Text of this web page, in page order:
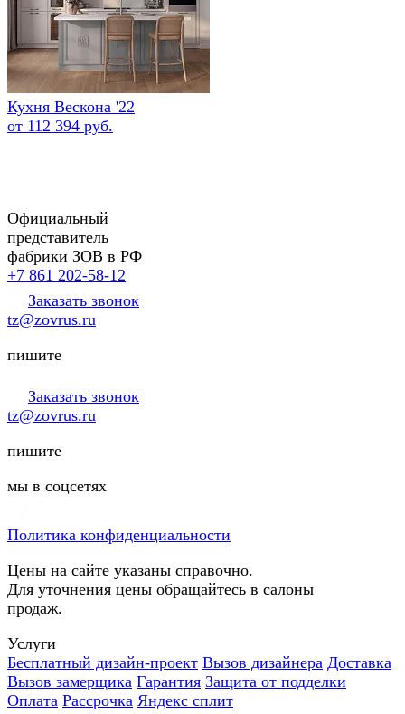
Кухня Вескона '22
от 112 394 руб.
Официальный
представитель
фабрики ЗОВ в РФ
+7 861 202-58-12
Заказать звонок
tz@zovrus.ru
пишите
Заказать звонок
tz@zovrus.ru
пишите
мы в соцсетях
Политика конфиденциальности
Цены на сайте указаны справочно.
Для уточнения цены обращайтесь в салоны
продаж.
Услуги
Бесплатный дизайн-проект Вызов дизайнера Доставка
Вызов замерщика Гарантия Защита от подделки
Оплата Рассрочка Яндекс сплит